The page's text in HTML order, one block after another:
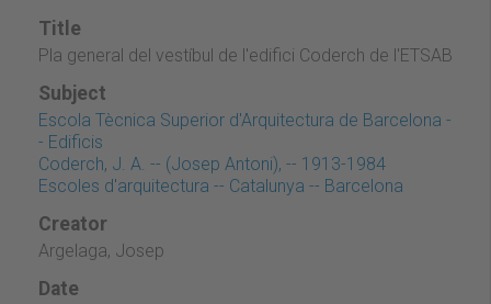
Title
Pla general del vestíbul de l'edifici Coderch de l'ETSAB
Subject
Escola Tècnica Superior d'Arquitectura de Barcelona -
- Edificis
Coderch, J. A. -- (Josep Antoni), -- 1913-1984
Escoles d'arquitectura -- Catalunya -- Barcelona
Creator
Argelaga, Josep
Date